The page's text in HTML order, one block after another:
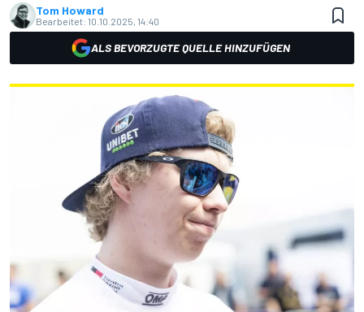
Tom Howard
Bearbeitet: 10.10.2025, 14:40
ALS BEVORZUGTE QUELLE HINZUFÜGEN